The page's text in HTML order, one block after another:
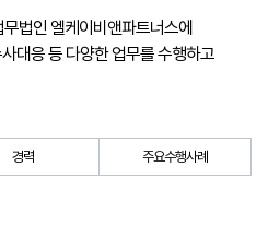
법인 엘케이비앤파트너스에
대응 등 다양한 업무를 수행하고
경력 주요수행사례